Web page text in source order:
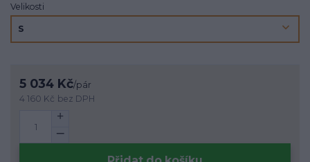
Velikosti
5 034 Kč/pár
4 160 Kč bez DPH